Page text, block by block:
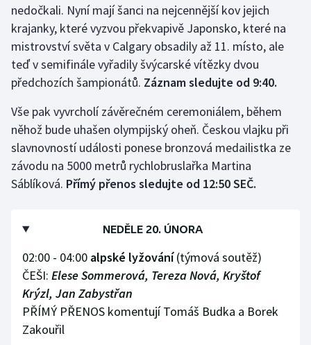
nedočkali. Nyní mají šanci na nejcennější kov jejich
krajanky, které vyzvou překvapivě Japonsko, které na
mistrovství světa v Calgary obsadily až 11. místo, ale
teď v semifinále vyřadily švýcarské vítězky dvou
předchozích šampionátů. Záznam sledujte od 9:40.
Vše pak vyvrcholí závěrečném ceremoniálem, během
něhož bude uhašen olympijský oheň. Českou vlajku při
slavnovností události ponese bronzová medailistka ze
závodu na 5000 metrů rychlobruslařka Martina
Sáblíková. Přímý přenos sledujte od 12:50 SEČ.
NEDĚLE 20. ÚNORA
02:00 - 04:00 alpské lyžování(týmová soutěž)
ČEŠI: Elese Sommerová, Tereza Nová, Kryštof
Krýzl, Jan Zabystřan
PŘÍMÝ PŘENOS komentují Tomáš Budka a Borek
Zakouřil